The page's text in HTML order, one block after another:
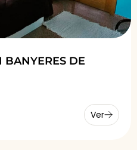
BANYERES DE
Ver